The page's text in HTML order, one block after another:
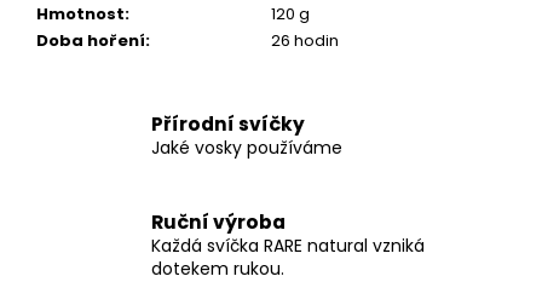
Hmotnost:
120 g
Doba hoření: 26 hodin
Přírodní svíčky
Jaké vosky používáme
Ruční výroba
Každá svíčka RARE natural vzniká
dotekem rukou.